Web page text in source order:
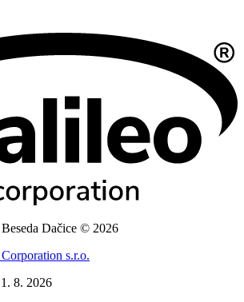
Dačice © 2026
s.r.o.
8. 2026